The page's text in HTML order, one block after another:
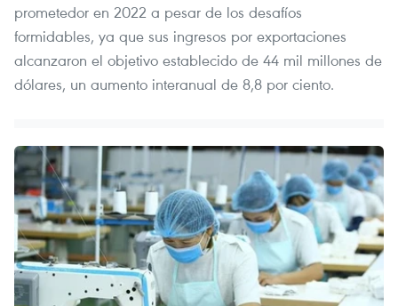
prometedor en 2022 a pesar de los desafíos
formidables, ya que sus ingresos por exportaciones
alcanzaron el objetivo establecido de 44 mil millones de
dólares, un aumento interanual de 8,8 por ciento.